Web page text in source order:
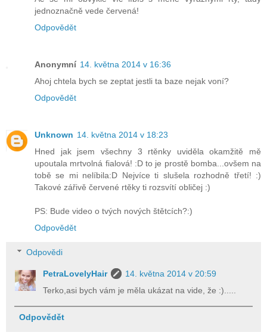
jednoznačně vede červená!
Odpovědět
Anonymní 14. května 2014 v 16:36
Ahoj chtela bych se zeptat jestli ta baze nejak voní?
Odpovědět
Unknown 14. května 2014 v 18:23
Hned jak jsem všechny 3 rtěnky uviděla okamžitě mě
upoutala mrtvolná fialová! :D to je prostě bomba...ovšem na
tobě se mi nelíbila:D Nejvíce ti slušela rozhodně třetí! :)
Takové zářivě červené rtěky ti rozsvítí obličej :)
PS: Bude video o tvých nových štětcích?:)
Odpovědět
Odpovědi
PetraLovelyHair
14. května 2014 v 20:59
Terko,asi bych vám je měla ukázat na vide, že :).....
Odpovědět